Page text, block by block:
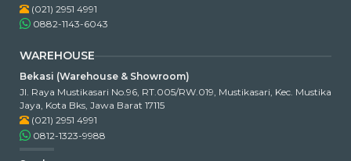
(021) 2951 4991
0882-1143-6043
WAREHOUSE
Bekasi (Warehouse & Showroom)
Jl. Raya Mustikasari No.96, RT.005/RW.019, Mustikasari, Kec. Mustika
Jaya, Kota Bks, Jawa Barat 17115
(021) 2951 4991
0812-1323-9988